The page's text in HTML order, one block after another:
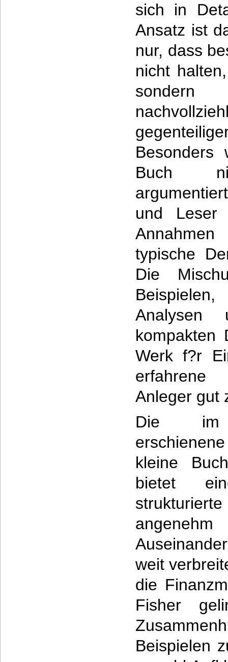
sich in
Ansatz ist
nur, dass
nicht
Besonders
Buch
und Leser
typische
Die
Analysen
kompakten
Werk f?r
Anleger gut
Die im
kleine
bietet
weit
die
Fisher
Beispielen